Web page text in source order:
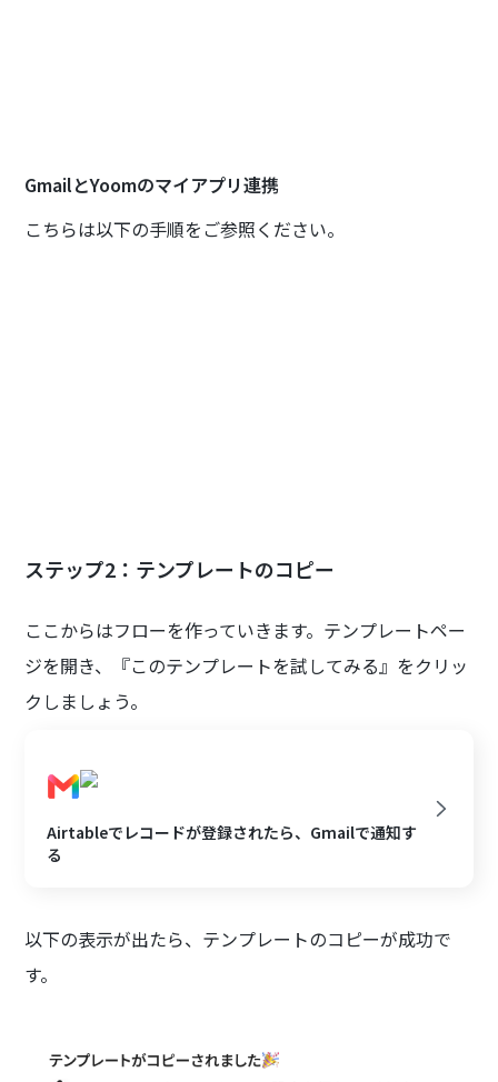
GmailとYoomのマイアプリ連携
こちらは以下の手順をご参照ください。
ステップ2：テンプレートのコピー
ここからはフローを作っていきます。テンプレートペー
ジを開き、『このテンプレートを試してみる』をクリッ
クしましょう。
Airtableでレコードが登録されたら、Gmailで通知す
る
以下の表示が出たら、テンプレートのコピーが成功で
す。